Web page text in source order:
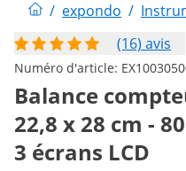
/ expondo /
(16) avis
Numéro d'article:
Balance
22,8 x 28 cm -
3 écrans LCD